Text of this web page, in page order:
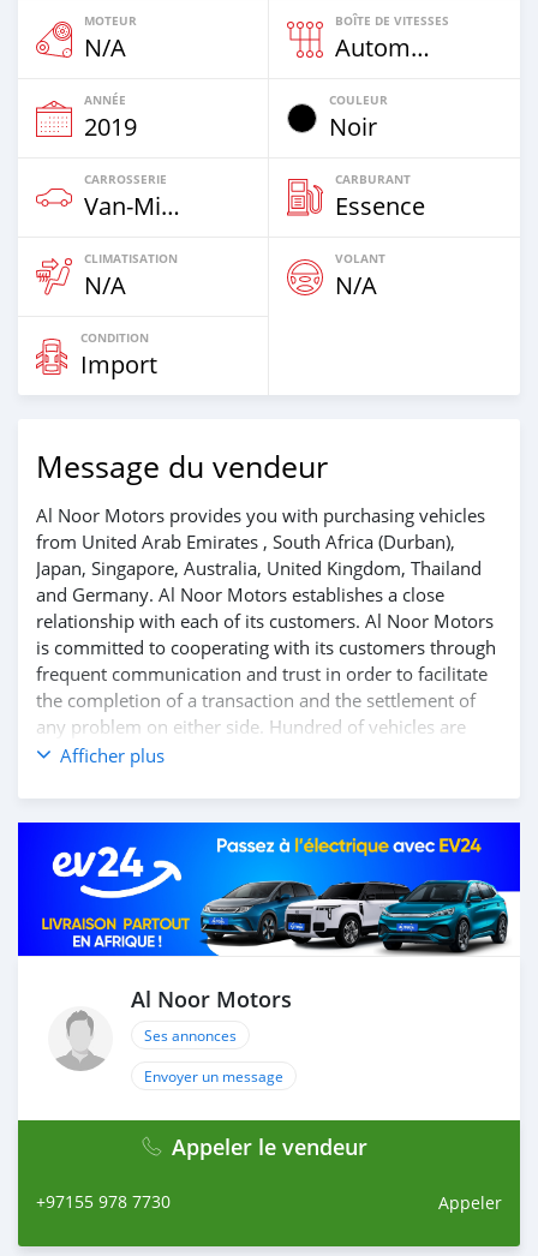
MOTEUR
N/A
BOÎTE DE VITESSES
Automatique
ANNÉE
2019
COULEUR
Noir
CARROSSERIE
Van‒Minibus
CARBURANT
Essence
CLIMATISATION
N/A
VOLANT
N/A
CONDITION
Import
Message du vendeur
Al Noor Motors provides you with purchasing vehicles
from United Arab Emirates , South Africa (Durban),
Japan, Singapore, Australia, United Kingdom, Thailand
and Germany. Al Noor Motors establishes a close
relationship with each of its customers. Al Noor Motors
is committed to cooperating with its customers through
frequent communication and trust in order to facilitate
the completion of a transaction and the settlement of
any problem on either side. Hundred of vehicles are
available for the customer to purchase online from Al
different models of cars and you can be assured that
you will find the best quality cars here at a good
bargain. If you wish to visit any of our companies
around globe to purchase directly, FOB or CIF rates can
also be negotiated upon request. All the prices are
negotiable and all inquiries are welcome.
We provide all logistics services to ensure that you get
your dream cars delivered to your doorstep i
Afficher plus
Al Noor Motors
Ses annonces
Envoyer un message
Appeler le vendeur
+97155 978 7730 Appeler